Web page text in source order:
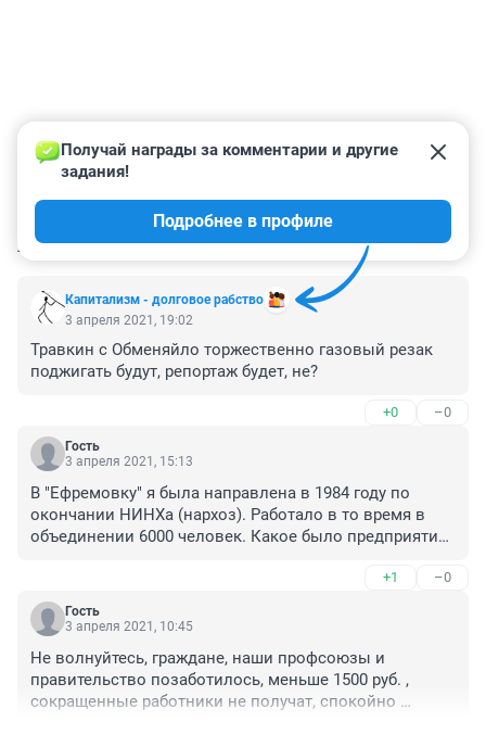
КОММЕНТАРИИ 125
Капитализм - долговое рабство
Получай награды за комментарии и другие
задания!
Подробнее в профиле
3 апреля 2021, 19:02
Травкин с Обменяйло торжественно газовый резак
поджигать будут, репортаж будет, не?
+0 –0
Гость
3 апреля 2021, 15:13
В "Ефремовку" я была направлена в 1984 году по
окончании НИНХа (нархоз). Работало в то время в
объединении 6000 человек. Какое было предприятие!
творится. Что ждет наших детей и внуков при таком
безобразии, которое с каждым годом усиливается.
Конечно, лучше закупать всякое барахло из-за
работу российской промышленности и уровень
жизни россиян ! Только для кого это лучше ?
Развалили такое серьезное предприятие !
+1 –0
Гость
3 апреля 2021, 10:45
Не волнуйтесь, граждане, наши профсоюзы и
правительство позаботилось, меньше 1500 руб. ,
сокращенные работники не получат, спокойно